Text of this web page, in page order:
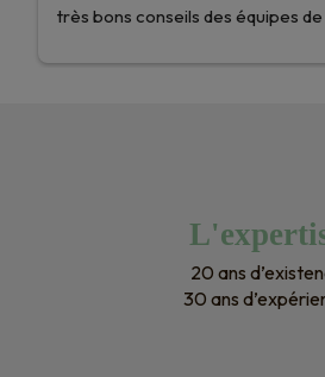
très bons conseils des équipes
20 ans
30 ans